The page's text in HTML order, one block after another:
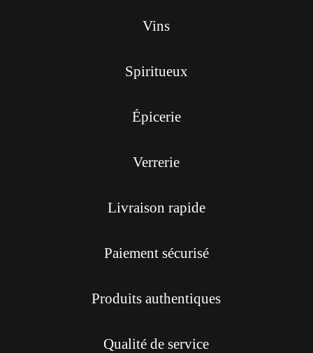
Vins
Spiritueux
Épicerie
Verrerie
Livraison rapide
Paiement sécurisé
Produits authentiques
Qualité de service